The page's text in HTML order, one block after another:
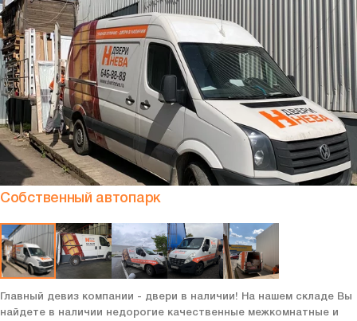
Собственный автопарк
Главный девиз компании - двери в наличии! На нашем складе Вы
найдете в наличии недорогие качественные межкомнатные и